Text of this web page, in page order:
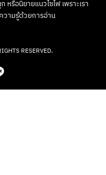
รือนิยายแนวไซไฟ เพราะเรา
วามรู้ด้วยการอ่าน
RESERVED.